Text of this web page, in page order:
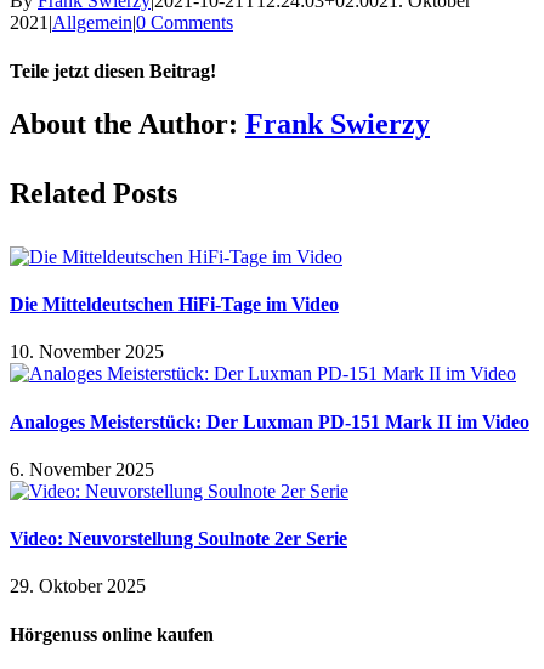
2021 |Allgemein|0 Comments
Teile jetzt diesen Beitrag!
Facebook
X
Reddit
LinkedIn
Pinterest
Vk
About the Author: Frank Swierzy
Related Posts
Die Mitteldeutschen HiFi-Tage im Video
10. November 2025
Analoges Meisterstück: Der Luxman PD-151 Mark II im Video
6. November 2025
Video: Neuvorstellung Soulnote 2er Serie
29. Oktober 2025
Hörgenuss online kaufen